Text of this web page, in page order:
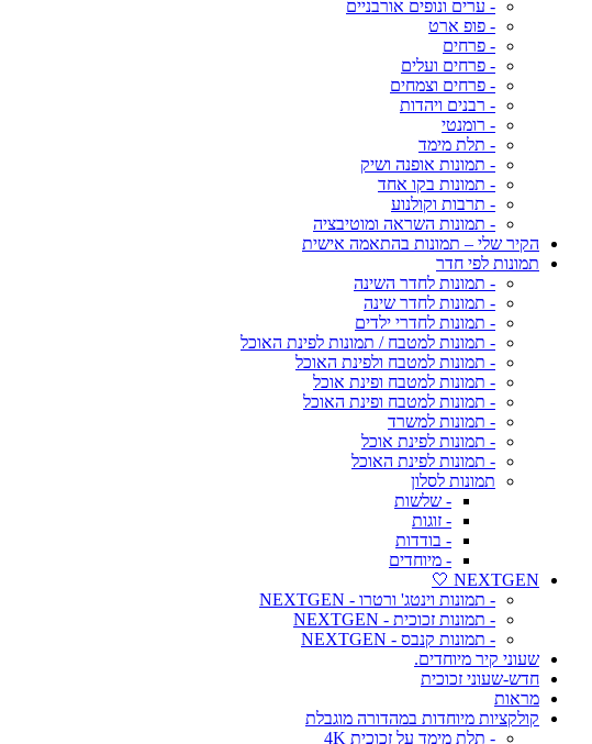
- ערים ונופים אורבניים
- פופ ארט
- פרחים
- פרחים ועלים
- פרחים וצמחים
- רבנים ויהדות
- רומנטי
- תלת מימד
- תמונות אופנה ושיק
- תמונות בקו אחד
- תרבות וקולנוע
- תמונות השראה ומוטיבציה
הקיר שלי – תמונות בהתאמה אישית
תמונות לפי חדר
- תמונות לחדר השינה
- תמונות לחדר שינה
- תמונות לחדרי ילדים
- תמונות למטבח / תמונות לפינת האוכל
- תמונות למטבח ולפינת האוכל
- תמונות למטבח ופינת אוכל
- תמונות למטבח ופינת האוכל
- תמונות למשרד
- תמונות לפינת אוכל
- תמונות לפינת האוכל
תמונות לסלון
- שלשות
- זוגות
- בודדות
- מיוחדים
NEXTGEN 🤍
- תמונות וינטג' ורטרו - NEXTGEN
- תמונות זכוכית - NEXTGEN
- תמונות קנבס - NEXTGEN
שעוני קיר מיוחדים.
חדש-שעוני זכוכית
מראות
קולקציות מיוחדות במהדורה מוגבלת
- תלת מימד על זכוכית 4K